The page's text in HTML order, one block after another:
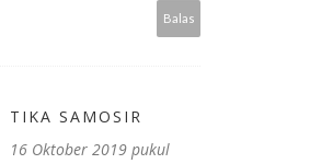
Balas
TIKA SAMOSIR
16 Oktober 2019 pukul